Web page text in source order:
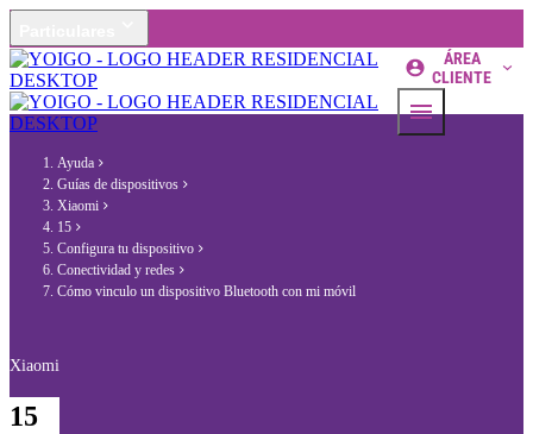
ÁREA
CLIENTE
Ayuda
Guías de dispositivos
Xiaomi
15
Configura tu dispositivo
Conectividad y redes
Cómo vinculo un dispositivo Bluetooth con mi móvil
Xiaomi
15